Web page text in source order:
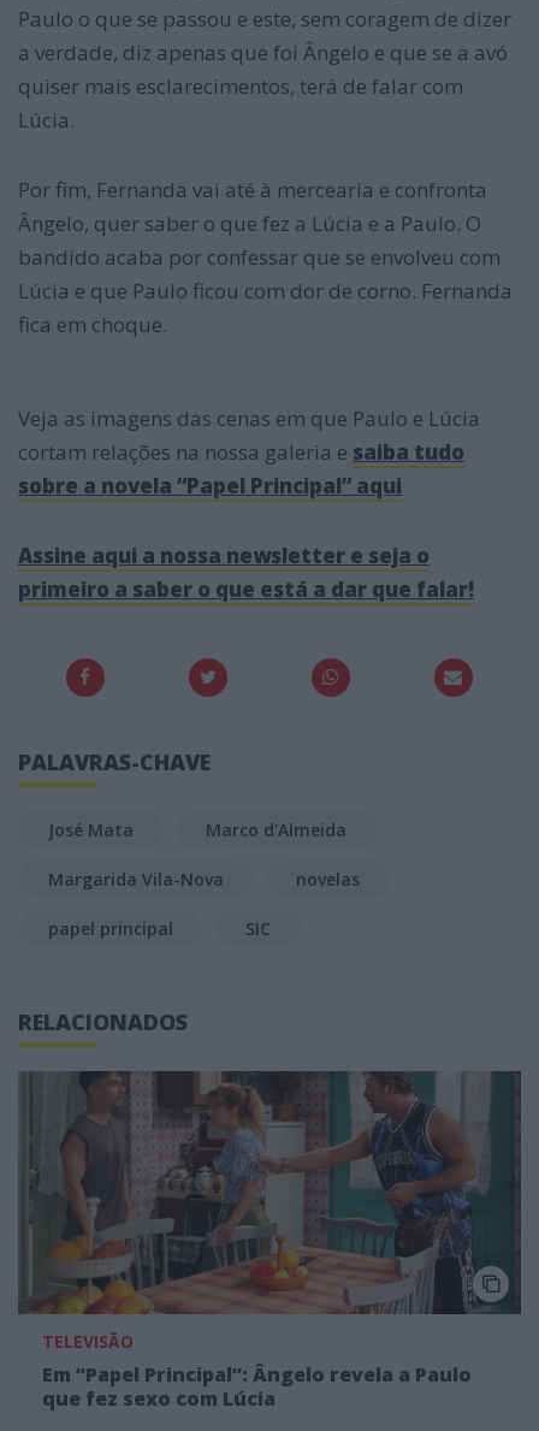
Paulo o que se passou e este, sem coragem de dizer
a verdade, diz apenas que foi Ângelo e que se a avó
quiser mais esclarecimentos, terá de falar com
Lúcia.
Por fim, Fernanda vai até à mercearia e confronta
Ângelo, quer saber o que fez a Lúcia e a Paulo. O
bandido acaba por confessar que se envolveu com
Lúcia e que Paulo ficou com dor de corno. Fernanda
fica em choque.
Veja as imagens das cenas em que Paulo e Lúcia
cortam relações na nossa galeria e saiba tudo
sobre a novela “Papel Principal” aqui
Assine aqui a nossa newsletter e seja o
primeiro a saber o que está a dar que falar!
PALAVRAS-CHAVE
José Mata Marco d'Almeida
Margarida Vila-Nova novelas
papel principal SIC
RELACIONADOS
TELEVISÃO
Em “Papel Principal”: Ângelo revela a Paulo
que fez sexo com Lúcia